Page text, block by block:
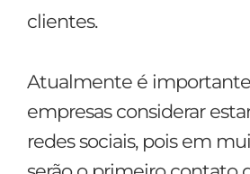
clientes.
Atualmente é importante
empresas considerar
redes sociais, pois em